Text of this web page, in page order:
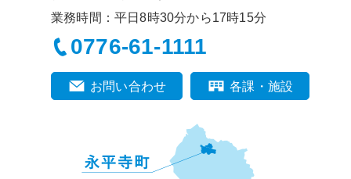
業務時間：平日8時30分から17時15分
0776-61-1111
お問い合わせ 各課・施設